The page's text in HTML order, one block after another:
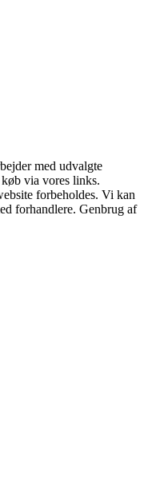
med udvalgte
via vores links.
forbeholdes. Vi kan
forhandlere. Genbrug af